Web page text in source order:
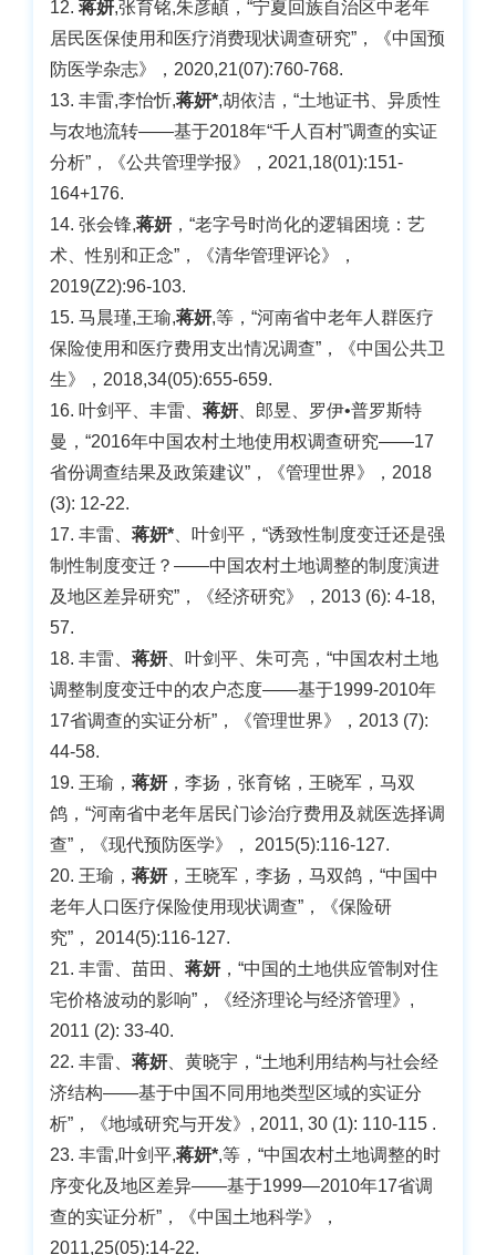
12. 蒋妍,张育铭,朱彦頔，“宁夏回族自治区中老年
居民医保使用和医疗消费现状调查研究”，《中国预
防医学杂志》，2020,21(07):760-768.
13. 丰雷,李怡忻,蒋妍*,胡依洁，“土地证书、异质性
与农地流转——基于2018年“千人百村”调查的实证
分析”，《公共管理学报》，2021,18(01):151-
164+176.
14. 张会锋,蒋妍 ，“老字号时尚化的逻辑困境：艺
术、性别和正念”，《清华管理评论》，
2019(Z2):96-103.
15. 马晨瑾,王瑜,蒋妍,等，“河南省中老年人群医疗
保险使用和医疗费用支出情况调查”，《中国公共卫
生》，2018,34(05):655-659.
16. 叶剑平、丰雷、 蒋妍 、郎昱、罗伊•普罗斯特
曼，“2016年中国农村土地使用权调查研究——17
省份调查结果及政策建议”，《管理世界》，2018
(3): 12-22.
17. 丰雷、 蒋妍* 、叶剑平，“诱致性制度变迁还是强
制性制度变迁？——中国农村土地调整的制度演进
及地区差异研究”，《经济研究》，2013 (6): 4-18,
57.
18. 丰雷、 蒋妍 、叶剑平、朱可亮，“中国农村土地
调整制度变迁中的农户态度——基于1999-2010年
17省调查的实证分析”，《管理世界》，2013 (7):
44-58.
19. 王瑜， 蒋妍 ，李扬，张育铭，王晓军，马双
鸽，“河南省中老年居民门诊治疗费用及就医选择调
查”，《现代预防医学》， 2015(5):116-127.
20. 王瑜， 蒋妍 ，王晓军，李扬，马双鸽，“中国中
老年人口医疗保险使用现状调查”，《保险研
究”， 2014(5):116-127.
21. 丰雷、苗田、 蒋妍 ，“中国的土地供应管制对住
宅价格波动的影响”，《经济理论与经济管理》,
2011 (2): 33-40.
22. 丰雷、 蒋妍 、黄晓宇，“土地利用结构与社会经
济结构——基于中国不同用地类型区域的实证分
析”，《地域研究与开发》, 2011, 30 (1): 110-115 .
23. 丰雷,叶剑平,蒋妍*,等，“中国农村土地调整的时
序变化及地区差异——基于1999—2010年17省调
查的实证分析”，《中国土地科学》，
2011,25(05):14-22.